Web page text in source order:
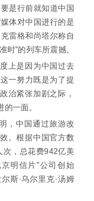
是行前就知道中国
体对中国进行的是
雷格和尚塔尔称自
时”的列车所震撼。
上是因为中国过去
一努力既是为了提
治紧张加剧之际，
一面。
，中国通过旅游改
。根据中国官方数
次，总花费942亿美
明信片”公司创始
斯·乌尔里克·汤姆